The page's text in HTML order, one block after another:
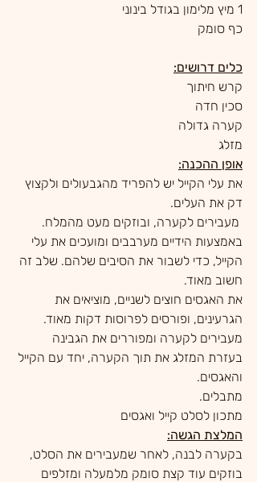
1 מיץ מלימון בגודל בינוני
כף סומק
כלים דרושים:
קרש חיתוך
סכין חדה
קערה גדולה
מזלג
אופן ההכנה:
את עלי הקייל יש להפריד מהגבעולים ולקצוץ
דק את העלים.
מעבירים לקערה, ובוזקים מעט מהמלח.
באמצעות הידיים מערבבים ומועכים את עלי
הקייל, כדי לשבור את הסיבים שלהם. שלב זה
חשוב מאוד.
את האגסים חוצים לשניים, מוציאים את
הגרעינים, ופורסים לפרוסות דקות מאוד.
מעבירים לקערה ומפוררים את הגבינה
בעזרת המזלג את תוך הקערה, יחד עם הקייל
והאגסים.
מתבלים.
מתכון לסלט קייל ואגסים
המלצת הגשה:
בקערה לבנה, לאחר שמעבירים את הסלט,
בוזקים עוד קצת סומק מלמעלה ומזלפים